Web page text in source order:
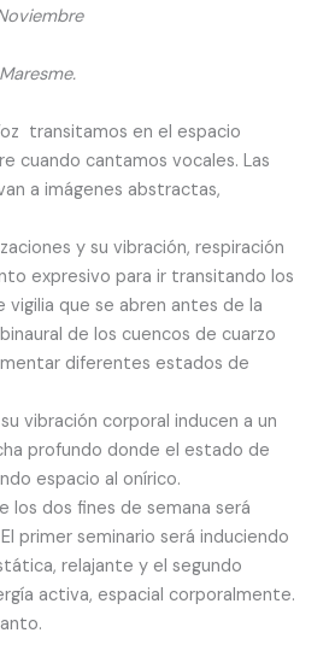
transitamos en el espacio
cuando cantamos vocales. Las
a imágenes abstractas,
y su vibración, respiración
expresivo para ir transitando los
que se abren antes de la
de los cuencos de cuarzo
diferentes estados de
vibración corporal inducen a un
profundo donde el estado de
espacio al onírico.
los dos fines de semana será
primer seminario será induciendo
relajante y el segundo
activa, espacial corporalmente.